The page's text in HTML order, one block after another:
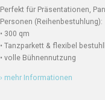
Perfekt für Präsentationen,
Personen (Reihenbestuhlung):
• 300 qm
• Tanzparkett & flexibel
• volle Bühnennutzung
› mehr Informationen